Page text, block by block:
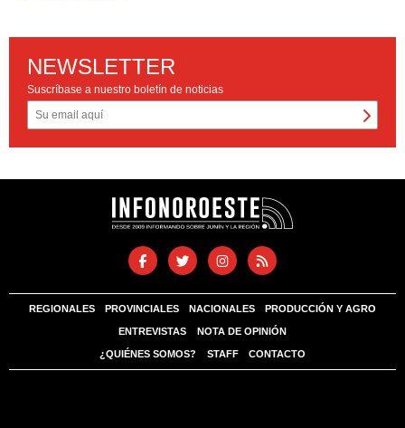
NEWSLETTER
Suscríbase a nuestro boletín de noticias
REGIONALES PROVINCIALES NACIONALES PRODUCCIÓN Y AGRO
ENTREVISTAS NOTA DE OPINIÓN
¿QUIÉNES SOMOS? STAFF CONTACTO